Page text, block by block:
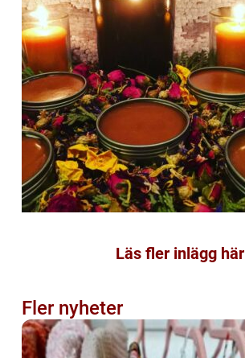
Läs fler inlägg här
Fler nyheter